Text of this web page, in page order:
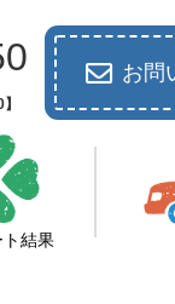
お問
結果